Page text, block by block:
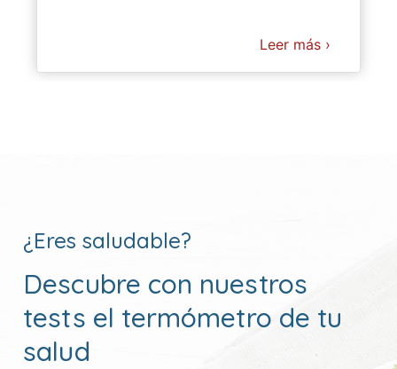
Leer más ›
¿Eres saludable?
Descubre con nuestros
tests el termómetro de tu
salud